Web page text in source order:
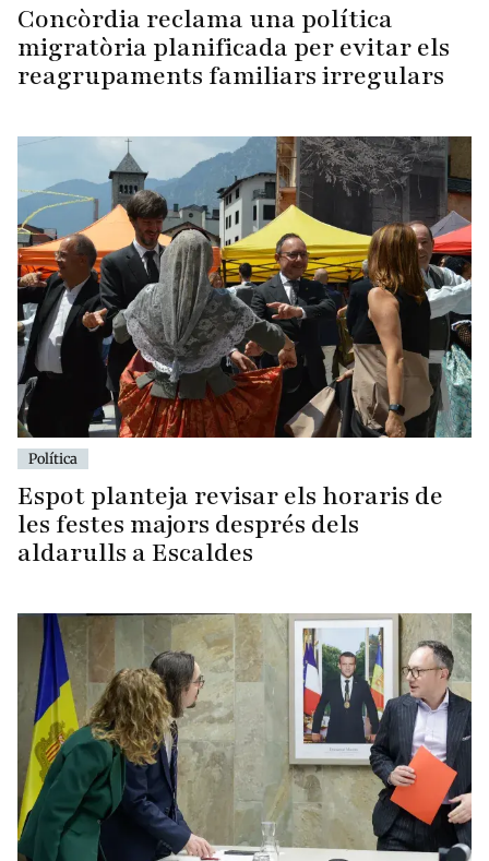
Concòrdia reclama una política
migratòria planificada per evitar els
reagrupaments familiars irregulars
Política
Espot planteja revisar els horaris de
les festes majors després dels
aldarulls a Escaldes